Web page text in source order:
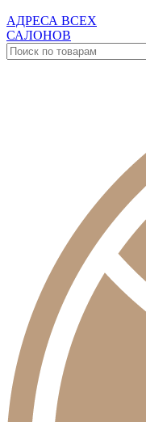
АДРЕСА ВСЕХ
САЛОНОВ